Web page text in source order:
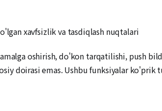
xavfsizlik va tasdiqlash nuqtalari
oshirish, do'kon tarqatilishi, push
doirasi emas. Ushbu funksiyalar